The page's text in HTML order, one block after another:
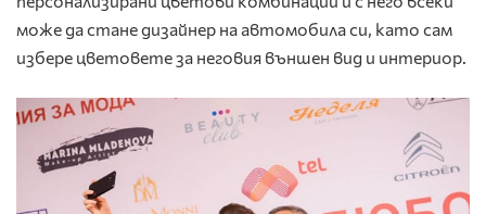
може да стане дизайнер на автомобила си, като сам
избере цветовете за неговия външен вид и интериор.